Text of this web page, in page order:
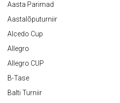
Aasta Parimad
Aastalõputurniir
Alcedo Cup
Allegro
Allegro CUP
B-Tase
Balti Turniir